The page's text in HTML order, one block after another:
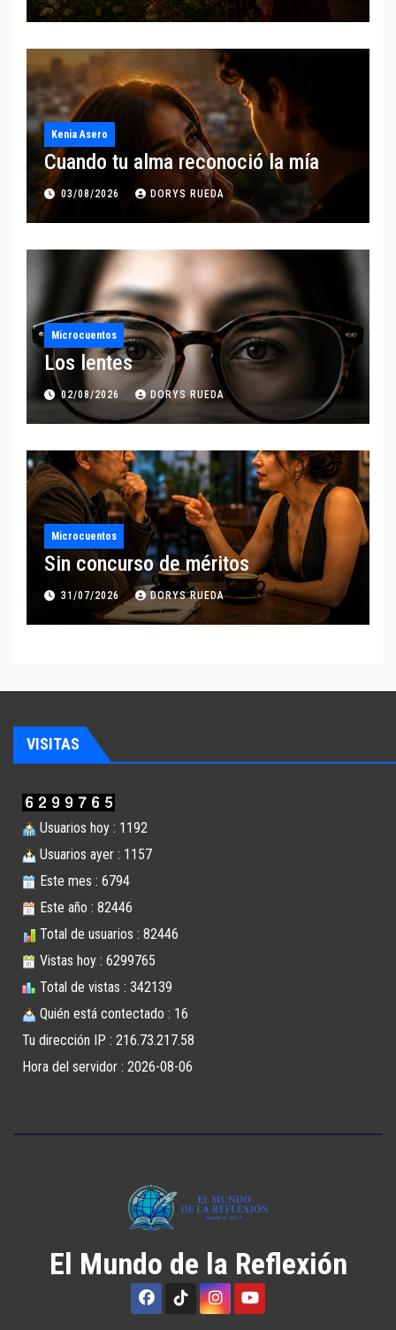
Kenia Asero
Cuando tu alma reconoció la mía
03/08/2026 DORYS RUEDA
Microcuentos
Los lentes
02/08/2026 DORYS RUEDA
Microcuentos
Sin concurso de méritos
31/07/2026 DORYS RUEDA
VISITAS
Usuarios hoy : 1192
Usuarios ayer : 1157
Este mes : 6794
Este año : 82446
Total de usuarios : 82446
Vistas hoy : 6299765
Total de vistas : 342139
Quién está contectado : 16
Tu dirección IP : 216.73.217.58
Hora del servidor : 2026-08-06
El Mundo de la Reflexión